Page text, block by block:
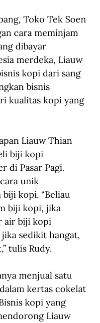
Toko Tek Soen
cara meminjam
dibayar
merdeka, Liauw
kopi dari sang
bisnis
kualitas kopi yang
Liauw Thian
biji kopi
di Pasar Pagi.
unik
kopi. “Beliau
biji kopi, jika
air biji kopi
sedikit hangat,
tulis Rudy.
menjual satu
kertas cokelat
kopi yang
Liauw